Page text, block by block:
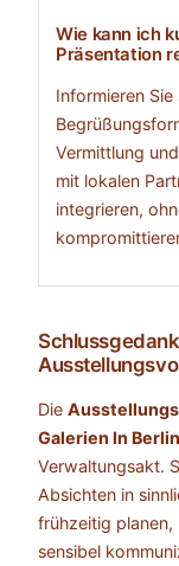
Wie kann ich
Präsentation
Informieren
Vermittlung
mit lokalen
integrieren,
Die
Galerien In
Verwaltungsakt.
Absichten in
frühzeitig
sensibel